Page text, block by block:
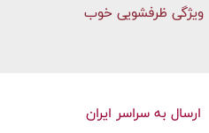
ویژگی ظرفشویی خوب
ارسال به سراسر ایران